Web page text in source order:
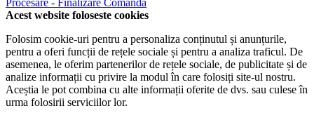
Acest website foloseste cookies
Folosim cookie-uri pentru a personaliza conținutul și anunțurile,
pentru a oferi funcții de rețele sociale și pentru a analiza traficul. De
asemenea, le oferim partenerilor de rețele sociale, de publicitate și de
analize informații cu privire la modul în care folosiți site-ul nostru.
Aceștia le pot combina cu alte informații oferite de dvs. sau culese în
urma folosirii serviciilor lor.